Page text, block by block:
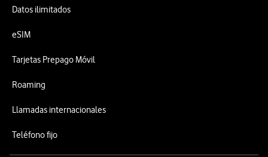
Datos ilimitados
eSIM
Tarjetas Prepago Móvil
Roaming
Llamadas internacionales
Teléfono fijo